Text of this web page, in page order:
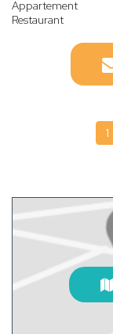
Appartement
Restaurant
1